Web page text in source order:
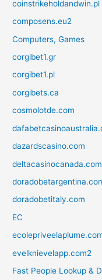
coinstrikeholdandwin.pl
composens.eu2
Computers, Games
corgibet1.gr
corgibet1.pl
corgibets.ca
cosmolotde.com
dazardscasino.com
deltacasinocanada.com
doradobetitaly.com
EC
evelknievelapp.com2
Fast People Lookup &